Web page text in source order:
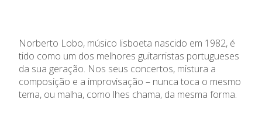
Norberto Lobo, músico lisboeta nascido em 1982, é
tido como um dos melhores guitarristas portugueses
da sua geração. Nos seus concertos, mistura a
composição e a improvisação – nunca toca o mesmo
tema, ou malha, como lhes chama, da mesma forma.